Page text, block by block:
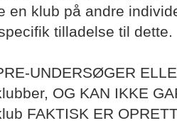
en klub på andre
tilladelse til dette.
UNDERSØGER
OG KAN IKKE
FAKTISK ER